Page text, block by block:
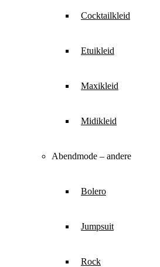
Cocktailkleid
Etuikleid
Maxikleid
Midikleid
Abendmode – andere
Bolero
Jumpsuit
Rock